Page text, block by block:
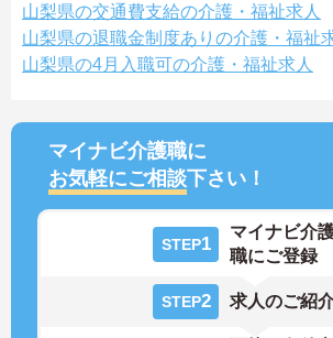
山梨県の交通費支給の介護・福祉求人
山梨県の退職金制度ありの介護・福祉
山梨県の4月入職可の介護・福祉求人
マイナビ介護職に
お気軽にご相談下さい！
STEP1
マイナビ介
職にご登録
STEP2 求人のご紹